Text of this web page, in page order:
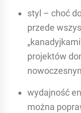
styl – choć
przede
projektów
wydajność
można